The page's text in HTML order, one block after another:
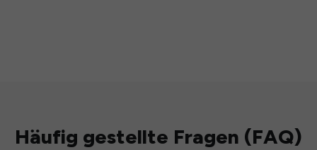
Häufig gestellte Fragen (FAQ)